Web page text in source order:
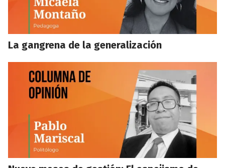
La gangrena de la generalización